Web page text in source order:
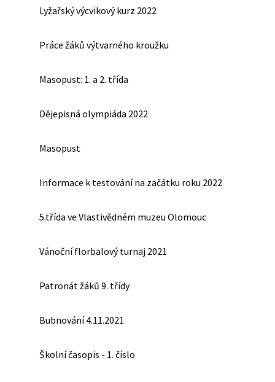
Lyžařský výcvikový kurz 2022
Práce žáků výtvarného kroužku
Masopust: 1. a 2. třída
Dějepisná olympiáda 2022
Masopust
Informace k testování na začátku roku 2022
5.třída ve Vlastivědném muzeu Olomouc
Vánoční florbalový turnaj 2021
Patronát žáků 9. třídy
Bubnování 4.11.2021
Školní časopis - 1. číslo